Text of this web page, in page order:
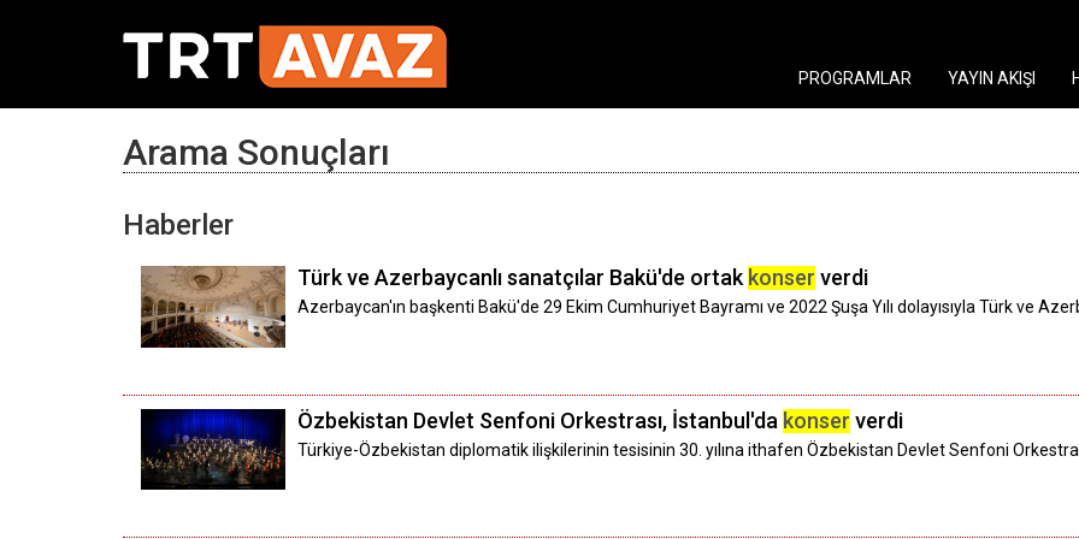
PROGRAMLAR YAYIN AKIŞI
Arama Sonuçları
Haberler
Türk ve Azerbaycanlı sanatçılar Bakü'de ortak konser verdi
Azerbaycan'ın başkenti Bakü'de 29 Ekim Cumhuriyet Bayramı ve 2022 Şuşa Yılı dolayısıyla Türk ve
Özbekistan Devlet Senfoni Orkestrası, İstanbul'da konser verdi
Türkiye-Özbekistan diplomatik ilişkilerinin tesisinin 30. yılına ithafen Özbekistan Devlet Senfoni